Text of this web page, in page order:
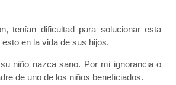
tenían dificultad para solucionar esta
en la vida de sus hijos.
niño nazca sano. Por mi ignorancia o
de uno de los niños beneficiados.